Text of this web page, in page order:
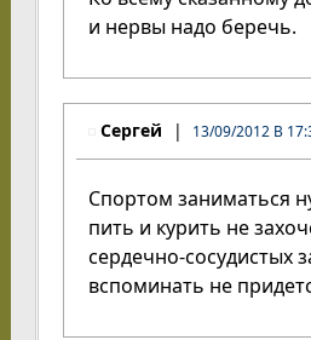
и нервы надо беречь.
Сергей 13/09/2012 В
Спортом заниматься
пить и курить не
сердечно-сосудистых
вспоминать не